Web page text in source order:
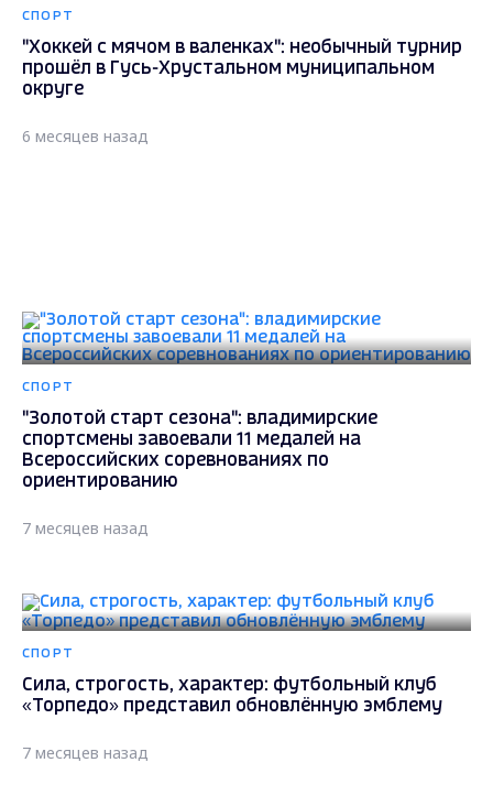
СПОРТ
"Хоккей с мячом в валенках": необычный турнир
прошёл в Гусь-Хрустальном муниципальном
округе
6 месяцев назад
СПОРТ
"Золотой старт сезона": владимирские
спортсмены завоевали 11 медалей на
Всероссийских соревнованиях по
ориентированию
7 месяцев назад
СПОРТ
Сила, строгость, характер: футбольный клуб
«Торпедо» представил обновлённую эмблему
7 месяцев назад